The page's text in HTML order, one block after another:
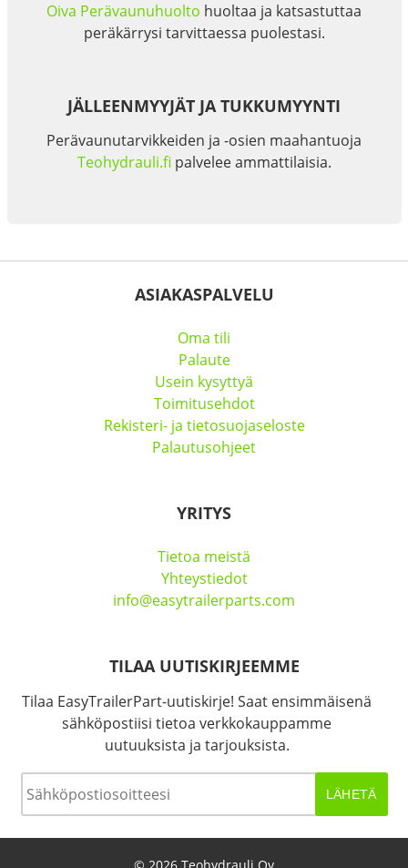
Oiva Perävaunuhuolto huoltaa ja katsastuttaa
peräkärrysi tarvittaessa puolestasi.
JÄLLEENMYYJÄT JA TUKKUMYYNTI
Perävaunutarvikkeiden ja -osien maahantuoja
Teohydrauli.fi palvelee ammattilaisia.
ASIAKASPALVELU
Oma tili
Palaute
Usein kysyttyä
Toimitusehdot
Rekisteri- ja tietosuojaseloste
Palautusohjeet
YRITYS
Tietoa meistä
Yhteystiedot
info@easytrailerparts.com
TILAA UUTISKIRJEEMME
Tilaa EasyTrailerPart-uutiskirje! Saat ensimmäisenä
sähköpostiisi tietoa verkkokauppamme
uutuuksista ja tarjouksista.